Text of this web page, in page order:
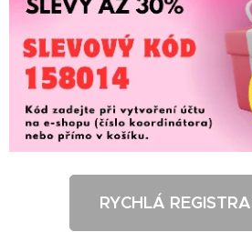
RYCHLÁ